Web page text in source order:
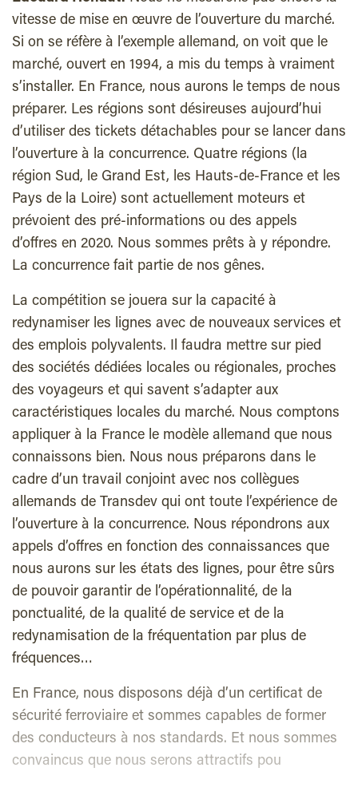
vitesse de mise en œuvre de l’ouverture du marché.
Si on se réfère à l’exemple allemand, on voit que le
marché, ouvert en 1994, a mis du temps à vraiment
s’installer. En France, nous aurons le temps de nous
préparer. Les régions sont désireuses aujourd’hui
d’utiliser des tickets détachables pour se lancer dans
l’ouverture à la concurrence. Quatre régions (la
région Sud, le Grand Est, les Hauts-de-France et les
Pays de la Loire) sont actuellement moteurs et
prévoient des pré-informations ou des appels
d’offres en 2020. Nous sommes prêts à y répondre.
La concurrence fait partie de nos gênes.
La compétition se jouera sur la capacité à
redynamiser les lignes avec de nouveaux services et
des emplois polyvalents. Il faudra mettre sur pied
des sociétés dédiées locales ou régionales, proches
des voyageurs et qui savent s’adapter aux
caractéristiques locales du marché. Nous comptons
appliquer à la France le modèle allemand que nous
connaissons bien. Nous nous préparons dans le
cadre d’un travail conjoint avec nos collègues
allemands de Transdev qui ont toute l’expérience de
l’ouverture à la concurrence. Nous répondrons aux
appels d’offres en fonction des connaissances que
nous aurons sur les états des lignes, pour être sûrs
de pouvoir garantir de l’opérationnalité, de la
ponctualité, de la qualité de service et de la
redynamisation de la fréquentation par plus de
fréquences…
En France, nous disposons déjà d’un certificat de
sécurité ferroviaire et sommes capables de former
des conducteurs à nos standards. Et nous sommes
convaincus que nous serons attractifs pou